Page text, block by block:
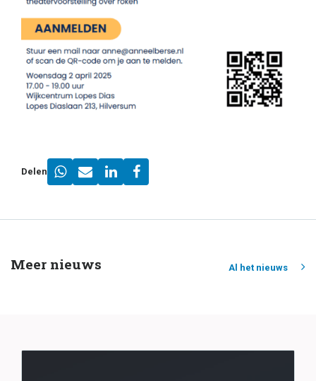
Delen
Meer nieuws Al het nieuws